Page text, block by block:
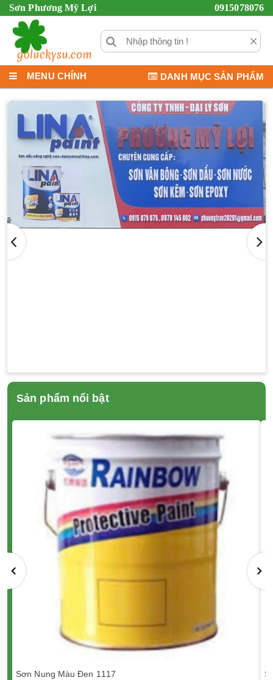
Sơn Phương Mỹ Lợi 0915078076
×
MENU CHÍNH DANH MỤC SẢN PHẨM
Sản phẩm nổi bật
Sơn Nung Màu Đen 1117